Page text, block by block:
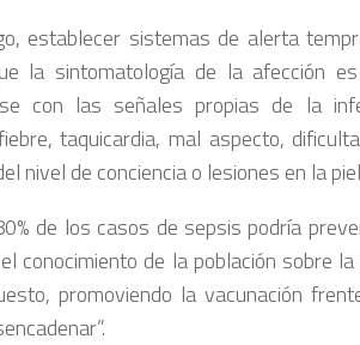
establecer sistemas de alerta
la sintomatología de la afección
con las señales propias de la
taquicardia, mal aspecto,
nivel de conciencia o lesiones en la
de los casos de sepsis podría
conocimiento de la población sobre
promoviendo la vacunación